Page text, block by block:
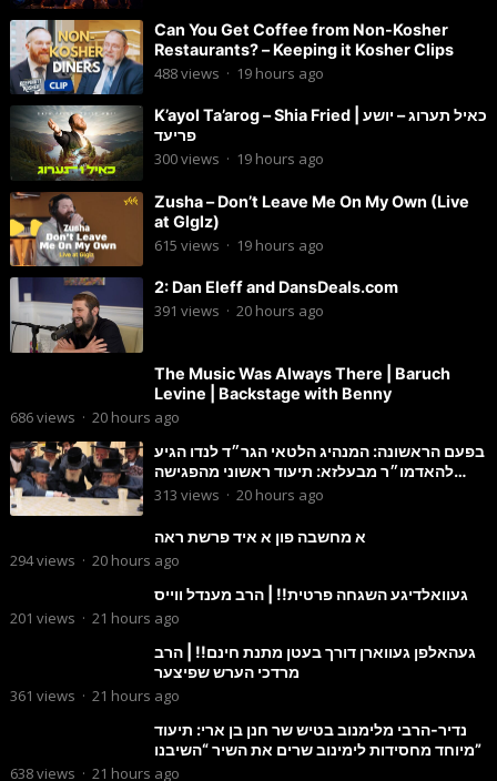
Can You Get Coffee from Non-Kosher
Restaurants? – Keeping it Kosher Clips
488views · 19 hours ago
K’ayol Ta’arog – Shia Fried | כאיל תערוג – יושע
פריעד
300views · 19 hours ago
Zusha – Don’t Leave Me On My Own (Live
at Glglz)
615 views · 19 hours ago
2: Dan Eleff and DansDeals.com
391 views · 20 hours ago
The Music Was Always There | Baruch
Levine | Backstage with Benny
686views · 20 hours ago
בפעם הראשונה: המנהיג הלטאי הגר״ד לנדו הגיע
להאדמו״ר מבעלזא: תיעוד ראשוני מהפגישה
הנדירה
313 views · 20 hours ago
א מחשבה פון א איד פרשת ראה
294views · 20 hours ago
געוואלדיגע השגחה פרטית!! | הרב מענדל ווייס
201 views · 21 hours ago
געהאלפן געווארן דורך בעטן מתנת חינם!! | הרב
מרדכי הערש שפיצער
361 views · 21 hours ago
נדיר-הרבי מלימנוב בטיש שר חנן בן ארי: תיעוד
מיוחד מחסידות לימינוב שרים את השיר “השיבנו”
638views · 21 hours ago